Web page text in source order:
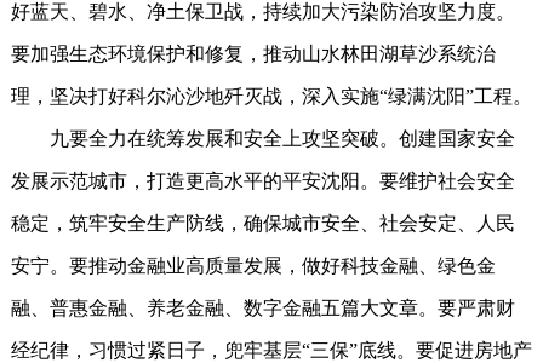
好蓝天、碧水、净土保卫战，持续加大污染防治攻坚力度。
要加强生态环境保护和修复，推动山水林田湖草沙系统治
理，坚决打好科尔沁沙地歼灭战，深入实施“绿满沈阳”工程。
九要全力在统筹发展和安全上攻坚突破。创建国家安全
发展示范城市，打造更高水平的平安沈阳。要维护社会安全
稳定，筑牢安全生产防线，确保城市安全、社会安定、人民
安宁。要推动金融业高质量发展，做好科技金融、绿色金
融、普惠金融、养老金融、数字金融五篇大文章。要严肃财
经纪律，习惯过紧日子，兜牢基层“三保”底线。要促进房地产